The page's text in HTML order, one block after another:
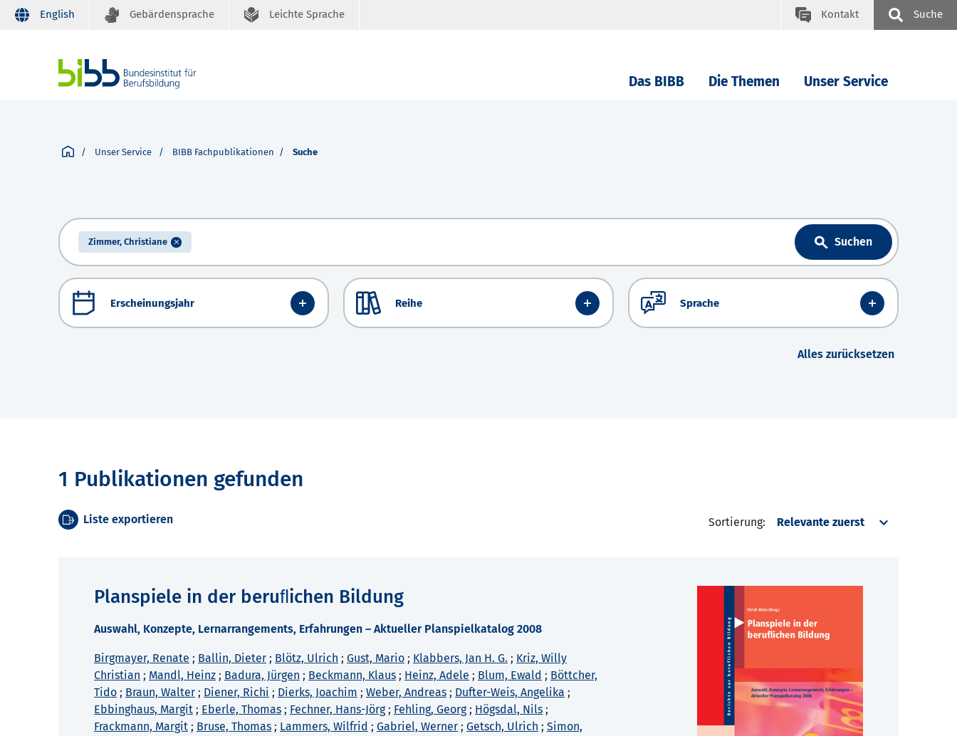
English Gebärdensprache Leichte Sprache Kontakt Suche
Das BIBB Die Themen Unser Service
Unser Service BIBB Fachpublikationen Suche
Zimmer, Christiane Suchen
Erscheinungsjahr Reihe Sprache
Alles zurücksetzen
1 Publikationen gefunden
Liste exportieren Sortierung:
Planspiele in der beruﬂichen Bildung
Auswahl, Konzepte, Lernarrangements, Erfahrungen – Aktueller Planspielkatalog 2008
Birgmayer, Renate ; Ballin, Dieter ; Blötz, Ulrich ; Gust, Mario ; Klabbers, Jan H. G. ; Kriz, Willy
Christian ; Mandl, Heinz ; Badura, Jürgen ; Beckmann, Klaus ; Heinz, Adele ; Blum, Ewald ; Böttcher,
Tido ; Braun, Walter ; Diener, Richi ; Dierks, Joachim ; Weber, Andreas ; Dufter-Weis, Angelika ;
Ebbinghaus, Margit ; Eberle, Thomas ; Fechner, Hans-Jörg; Fehling, Georg; Högsdal, Nils ;
Frackmann, Margit ; Bruse, Thomas ; Lammers, Wilfrid ; Gabriel, Werner ; Getsch, Ulrich ; Simon,